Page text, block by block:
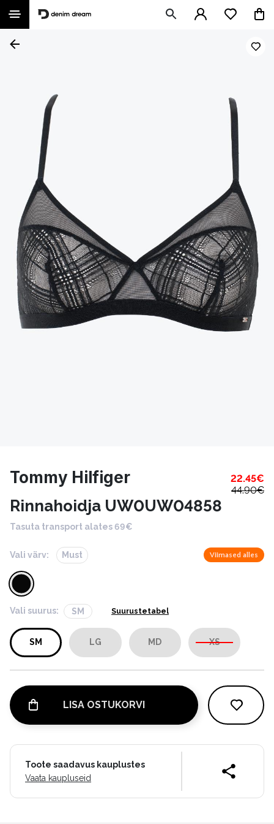
Tommy Hilfiger 22.45€
44.90€
Rinnahoidja UW0UW04858
Tasuta transport alates 69€
Vali värv: Must Viimased alles
Vali suurus: SM Suurustetabel
SM LG MD XS
LISA OSTUKORVI
Toote saadavus kauplustes
Vaata kaupluseid